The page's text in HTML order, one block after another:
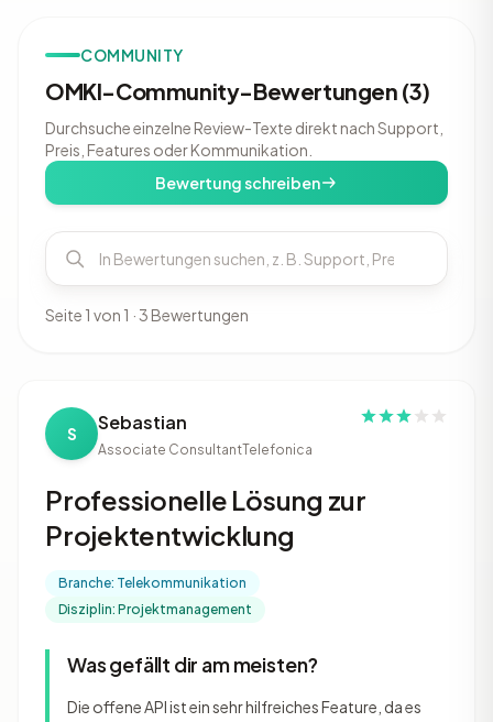
COMMUNITY
OMKI-Community-Bewertungen (3)
Durchsuche einzelne Review-Texte direkt nach Support,
Preis, Features oder Kommunikation.
Bewertung schreiben
Seite 1 von 1 · 3 Bewertungen
S Sebastian
Associate ConsultantTelefonica
Professionelle Lösung zur
Projektentwicklung
Branche: Telekommunikation
Disziplin: Projektmanagement
Was gefällt dir am meisten?
Die offene API ist ein sehr hilfreiches Feature, da es